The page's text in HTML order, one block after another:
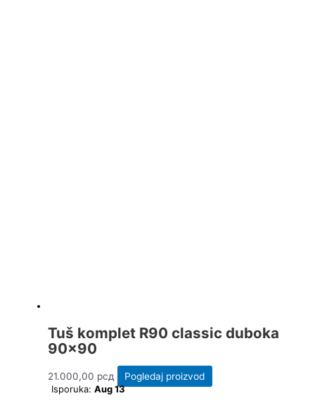
Tuš komplet R90 classic duboka
90×90
21.000,00 рсд
Pogledaj proizvod
Isporuka: Aug 13